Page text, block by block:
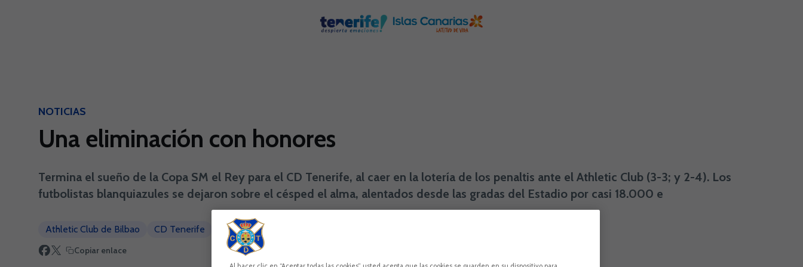
NOTICIAS
Una eliminación con honores
Termina el sueño de la Copa SM el Rey para el CD Tenerife, al caer en la lotería de los penaltis ante el Athletic Club (3-3; y 2-4). Los
futbolistas blanquiazules se dejaron sobre el césped el alma, alentados desde las gradas del Estadio por casi 18.000 e
Athletic Club de Bilbao CD Tenerife Heliodoro Rodríguez López
Copiar enlace